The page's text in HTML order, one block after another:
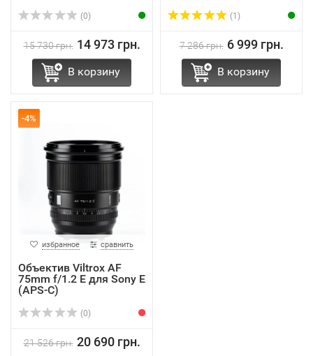
(0)
15 730 грн. 14 973 грн.
В корзину
(1)
7 286 грн. 6 999 грн.
В корзину
-4%
избранное сравнить
Объектив Viltrox AF
75mm f/1.2 E для Sony E
(APS-C)
(0)
21 526 грн. 20 690 грн.